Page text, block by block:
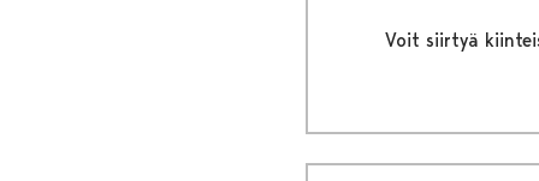
Voit siirtyä